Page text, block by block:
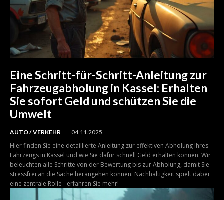
Eine Schritt-für-Schritt-Anleitung zur
Fahrzeugabholung in Kassel: Erhalten
Sie sofort Geld und schützen Sie die
Umwelt
AUTO / VERKEHR 04.11.2025
Hier finden Sie eine detaillierte Anleitung zur effektiven Abholung Ihres
Fahrzeugs in Kassel und wie Sie dafür schnell Geld erhalten können. Wir
beleuchten alle Schritte von der Bewertung bis zur Abholung, damit Sie
stressfrei an die Sache herangehen können. Nachhaltigkeit spielt dabei
eine zentrale Rolle - erfahren Sie mehr!